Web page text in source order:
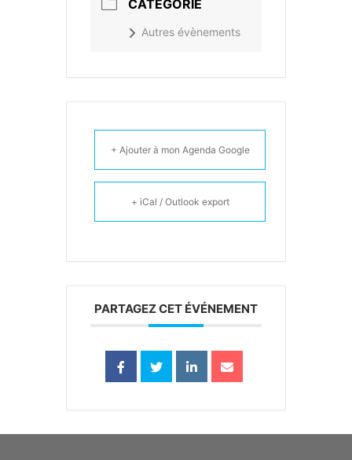
CATÉGORIE
Autres évènements
+ Ajouter à mon Agenda Google
+ iCal / Outlook export
PARTAGEZ CET ÉVÉNEMENT